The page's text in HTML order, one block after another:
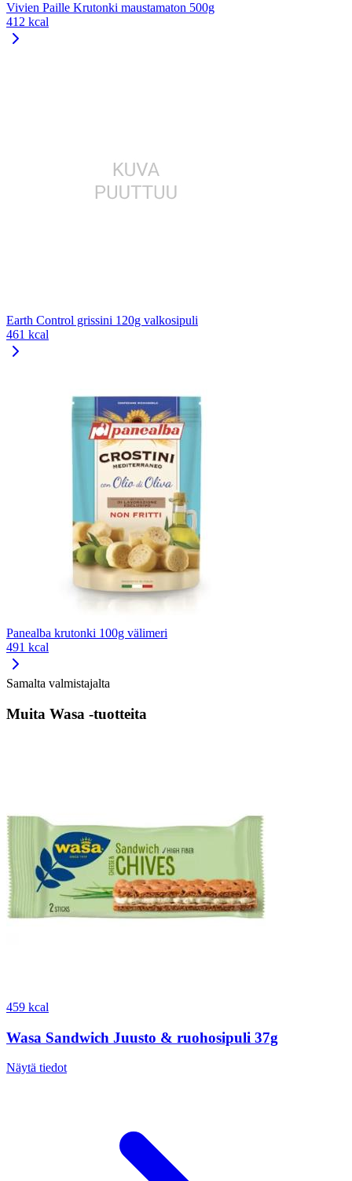
Vivien Paille Krutonki maustamaton 500g
412 kcal
Earth Control grissini 120g valkosipuli
461 kcal
Panealba krutonki 100g välimeri
491 kcal
Samalta valmistajalta
Muita Wasa -tuotteita
459 kcal
Wasa Sandwich Juusto & ruohosipuli 37g
Näytä tiedot